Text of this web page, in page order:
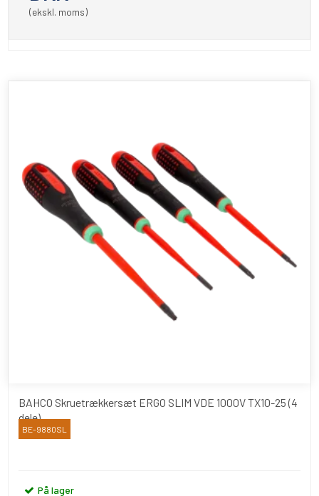
(ekskl. moms)
BAHCO Skruetrækkersæt ERGO SLIM VDE 1000V TX10-25 (4
dele)
Bahco
BE-9880SL
På lager